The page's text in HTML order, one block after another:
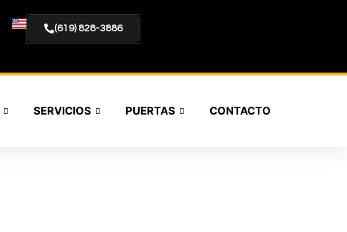
(619) 828-3886
SERVICIOS PUERTAS CONTACTO